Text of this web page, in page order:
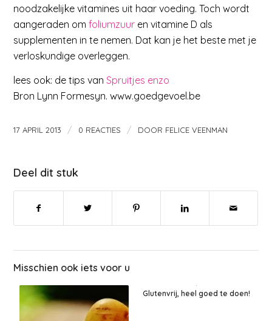
noodzakelijke vitamines uit haar voeding. Toch wordt
aangeraden omfoliumzuur en vitamine D als
supplementen in te nemen. Dat kan je het beste met je
verloskundige overleggen.
lees ook: de tips vanSpruitjes enzo
Bron Lynn Formesyn. www.goedgevoel.be
17 APRIL 2013 / 0 REACTIES / DOOR FELICE VEENMAN
Deel dit stuk
Misschien ook iets voor u
Glutenvrij, heel goed te doen!